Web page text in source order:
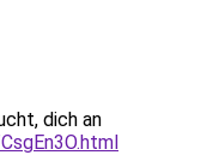
dich an